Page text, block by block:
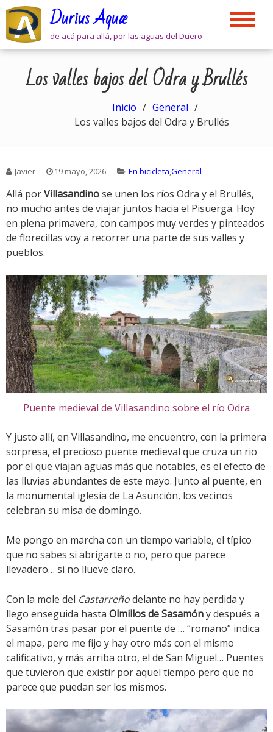
Skip
content
Durius Aquæ
de acá para allá, por las aguas del Duero
Los valles bajos del Odra y Brullés
Inicio
General
Los valles bajos del Odra y Brullés
Javier 19 mayo, 2026 En bicicleta,General
Allá porVillasandinose unen los ríos Odra y el Brullés,
no mucho antes de viajar juntos hacia el Pisuerga. Hoy
en plena primavera, con campos muy verdes y pinteados
de florecillas voy a recorrer una parte de sus valles y
pueblos.
Puente medieval de Villasandino sobre el río Odra
Y justo allí, en Villasandino, me encuentro, con la primera
sorpresa, el precioso puente medieval que cruza un rio
por el que viajan aguas más que notables, es el efecto de
las lluvias abundantes de este mayo. Junto al puente, en
la monumental iglesia de La Asunción, los vecinos
celebran su misa de domingo.
Me pongo en marcha con un tiempo variable, el típico
que no sabes si abrigarte o no, pero que parece
llevadero… si no llueve claro.
Con la mole del Castarreñodelante no hay perdida y
llego enseguida hasta Olmillos de Sasamóny después a
Sasamón tras pasar por el puente de … “romano” indica
el mapa, pero me fijo y hay otro más con el mismo
calificativo, y más arriba otro, el de San Miguel… Puentes
que tuvieron que existir por aquel tiempo pero que no
parece que puedan ser los mismos.